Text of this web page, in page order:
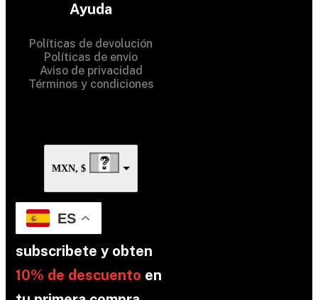
Ayuda
Políticas de devolución
Políticas de envío
Aviso de privacidad
Términos y condiciones
MXN, $
ES
subscribete y obten
10% de descuento en